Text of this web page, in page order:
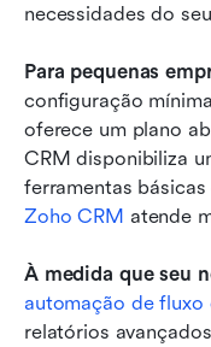
necessidades do
Para pequenas
configuração
oferece um plano
CRM disponibiliza
Zoho CRM atende
À medida que seu
automação de fluxo
relatórios